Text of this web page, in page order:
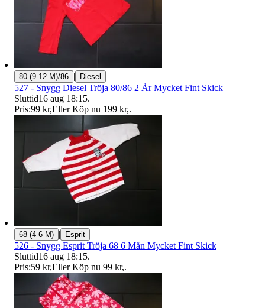
80 (9-12 M)/86 | Diesel
527 - Snygg Diesel Tröja 80/86 2 År Mycket Fint Skick
Sluttid16 aug 18:15.
Pris:99 kr,Eller Köp nu 199 kr,.
68 (4-6 M) | Esprit
526 - Snygg Esprit Tröja 68 6 Mån Mycket Fint Skick
Sluttid16 aug 18:15.
Pris:59 kr,Eller Köp nu 99 kr,.